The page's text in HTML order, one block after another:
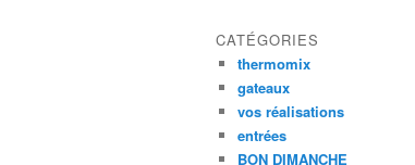
CATÉGORIES
thermomix
gateaux
vos réalisations
entrées
BON DIMANCHE